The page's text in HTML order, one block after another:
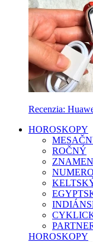
Recenzia:
HOROSKOPY
ROČNÝ
HOROSKOPY